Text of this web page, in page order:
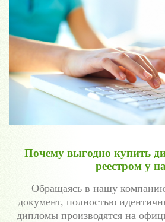
Почему выгодно купить
реестром у
Обращаясь в нашу
документ, полностью
дипломы производятся на